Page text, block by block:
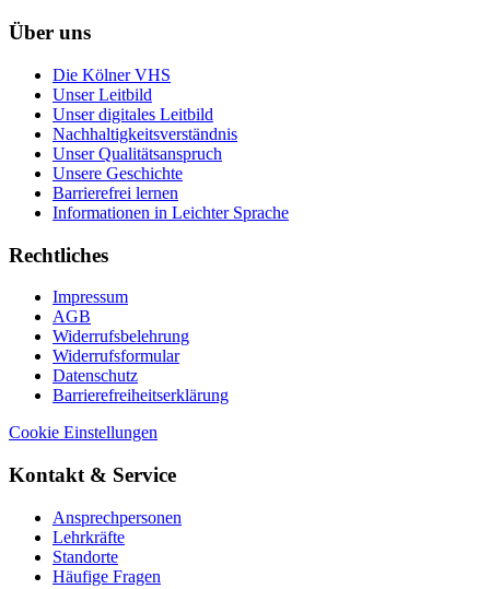
Über uns
Die Kölner VHS
Unser Leitbild
Unser digitales Leitbild
Nachhaltigkeitsverständnis
Unser Qualitätsanspruch
Unsere Geschichte
Barrierefrei lernen
Informationen in Leichter Sprache
Rechtliches
Impressum
AGB
Widerrufsbelehrung
Widerrufsformular
Datenschutz
Barrierefreiheitserklärung
Cookie Einstellungen
Kontakt & Service
Ansprechpersonen
Lehrkräfte
Standorte
Häufige Fragen